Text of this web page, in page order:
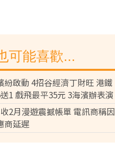
可能喜歡...
紛啟動 4招谷經濟丁財旺 港鐵
1 戲飛最平35元 3海濱辦表演
2月漫遊震撼帳單 電訊商稱因
商延遲